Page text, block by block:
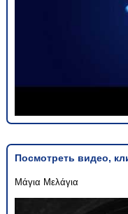
Посмотреть видео,
Μάγια Μελάγια